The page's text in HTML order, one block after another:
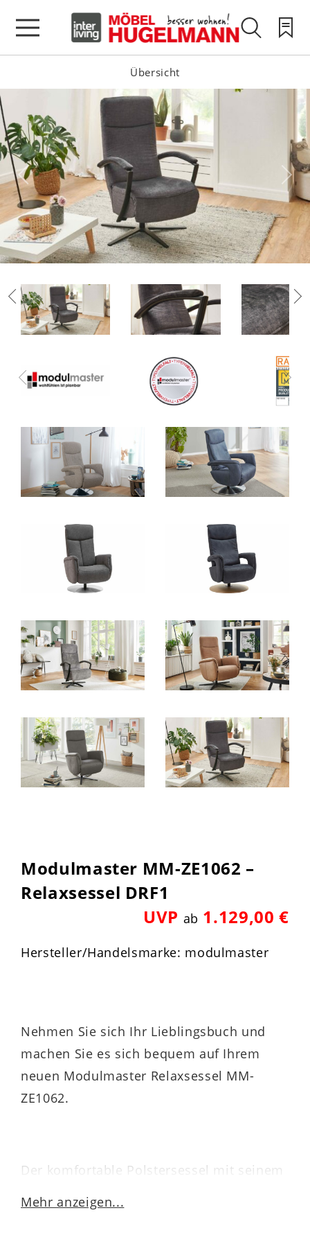
Übersicht
Modulmaster MM-ZE1062 –
Relaxsessel DRF1
UVP ab 1.129,00 €
Hersteller/Handelsmarke: modulmaster
Nehmen Sie sich Ihr Lieblingsbuch und
machen Sie es sich bequem auf Ihrem
neuen Modulmaster Relaxsessel MM-
ZE1062.
Der komfortable Polstersessel mit seinem
hellen Doppelstepp-Kontrastnaht ist ein
Mehr anzeigen...